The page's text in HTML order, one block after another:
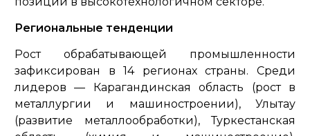
Региональные тенденции
Рост обрабатывающей промышленности
зафиксирован в 14 регионах страны. Среди
лидеров — Карагандинская область (рост в
металлургии и машиностроении), Улытау
(развитие металлообработки), Туркестанская